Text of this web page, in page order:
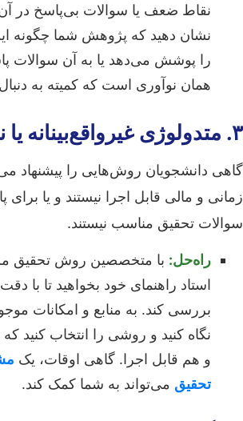
نقاط ضعف یا سوالات بی‌پاسخ در
نشان دهید که پژوهش شما چگونه
را پوشش می‌دهد یا به آن سوالات
همان نوآوری است که کمیته به
۳. متدولوژی غیرواقع‌بینانه یا نامناسب
گاهی دانشجویان روش‌هایی را پیشنهاد
زمانی و مالی قابل اجرا نیستند و یا برای
سوالات تحقیق مناسب نیستند.
راه‌حل: با متخصصین روش تحقیق
استاد راهنمای خود بخواهید تا با
بررسی کند. به منابع و امکانات
نگاه کنید و روشی را انتخاب کنید
و هم قابل اجرا. گاهی اوقات، یک
تحقیق می‌تواند به شما کمک کند.